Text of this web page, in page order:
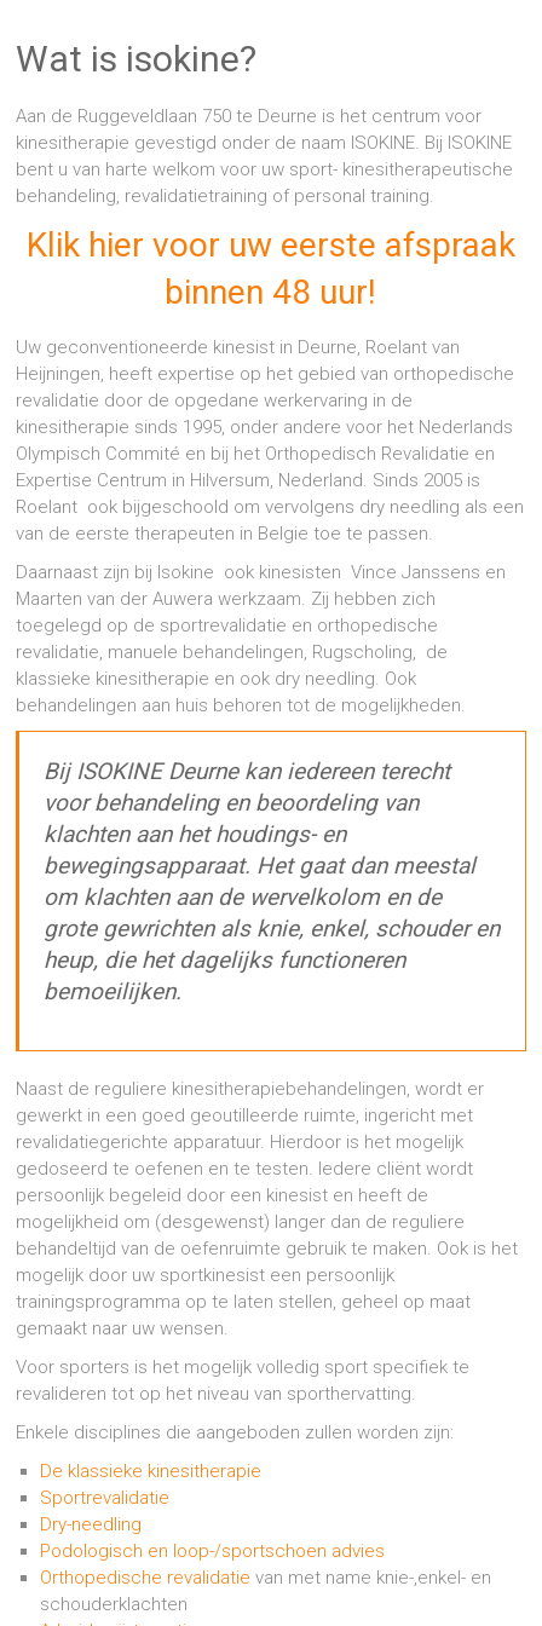
Wat is isokine?
Aan de Ruggeveldlaan 750 te Deurne is het centrum voor
kinesitherapie gevestigd onder de naam ISOKINE. Bij ISOKINE
bent u van harte welkom voor uw sport- kinesitherapeutische
behandeling, revalidatietraining of personal training.
Klik hier voor uw eerste afspraak
binnen 48 uur!
Uw geconventioneerde kinesist in Deurne, Roelant van
Heijningen, heeft expertise op het gebied van orthopedische
revalidatie door de opgedane werkervaring in de
kinesitherapie sinds 1995, onder andere voor het Nederlands
Olympisch Commité en bij het Orthopedisch Revalidatie en
Expertise Centrum in Hilversum, Nederland. Sinds 2005 is
Roelant ook bijgeschoold om vervolgens dry needling als een
van de eerste therapeuten in Belgie toe te passen.
Daarnaast zijn bij Isokine ook kinesisten Vince Janssens en
Maarten van der Auwera werkzaam. Zij hebben zich
toegelegd op de sportrevalidatie en orthopedische
revalidatie, manuele behandelingen, Rugscholing, de
klassieke kinesitherapie en ook dry needling. Ook
behandelingen aan huis behoren tot de mogelijkheden.
Bij ISOKINE Deurne kan iedereen terecht
voor behandeling en beoordeling van
klachten aan het houdings- en
bewegingsapparaat. Het gaat dan meestal
om klachten aan de wervelkolom en de
grote gewrichten als knie, enkel, schouder en
heup, die het dagelijks functioneren
bemoeilijken.
Naast de reguliere kinesitherapiebehandelingen, wordt er
gewerkt in een goed geoutilleerde ruimte, ingericht met
revalidatiegerichte apparatuur. Hierdoor is het mogelijk
gedoseerd te oefenen en te testen. Iedere cliënt wordt
persoonlijk begeleid door een kinesist en heeft de
mogelijkheid om (desgewenst) langer dan de reguliere
behandeltijd van de oefenruimte gebruik te maken. Ook is het
mogelijk door uw sportkinesist een persoonlijk
trainingsprogramma op te laten stellen, geheel op maat
gemaakt naar uw wensen.
Voor sporters is het mogelijk volledig sport specifiek te
revalideren tot op het niveau van sporthervatting.
Enkele disciplines die aangeboden zullen worden zijn:
De klassieke kinesitherapie
Sportrevalidatie
Dry-needling
Podologisch en loop-/sportschoen advies
Orthopedische revalidatie van met name knie-,enkel- en
schouderklachten